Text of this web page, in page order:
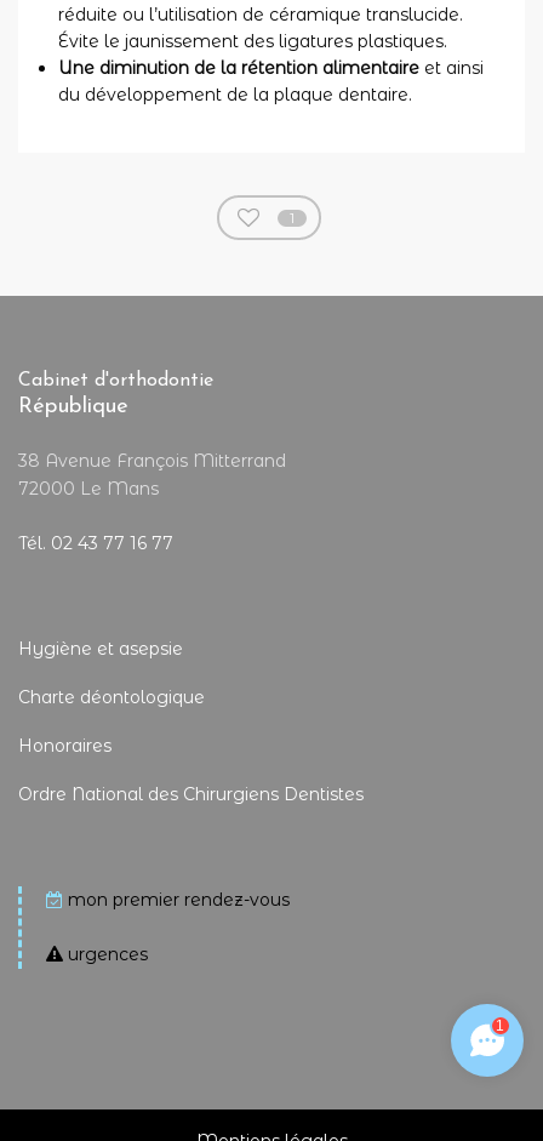
réduite ou l’utilisation de céramique translucide.
Évite le jaunissement des ligatures plastiques.
Une diminution de la rétention alimentaire et ainsi
du développement de la plaque dentaire.
1
Cabinet d'orthodontie
République
38 Avenue François Mitterrand
72000 Le Mans
Tél. 02 43 77 16 77
Hygiène et asepsie
Charte déontologique
Honoraires
Ordre National des Chirurgiens Dentistes
mon premier rendez-vous
urgences
1